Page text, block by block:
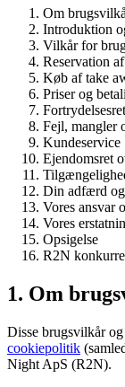
Om
Introduktion
Vilkår for
Reservation
Køb af take
Priser og
Fortrydelsesret
Fejl, mangler
Kundeservice
Ejendomsret
Din adfærd
Vores ansvar
Vores
Opsigelse
R2N
1. Om
Disse brugsvilkår
cookiepolitik
Night ApS (R2N).